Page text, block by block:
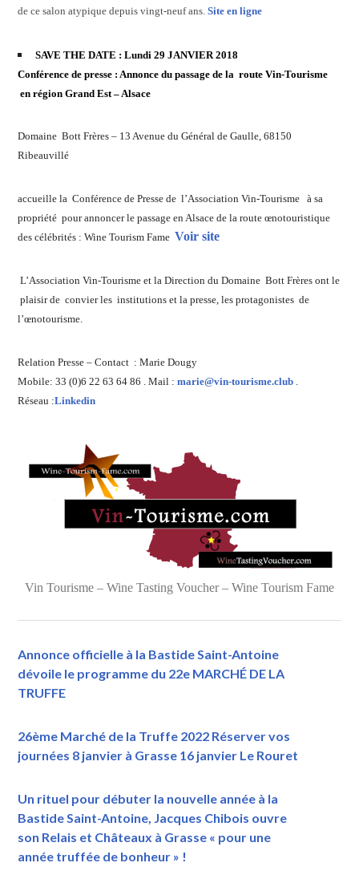
de ce salon atypique depuis vingt-neuf ans.Site en ligne
SAVE THE DATE : Lundi 29 JANVIER 2018
Conférence de presse : Annonce du passage de la route Vin-Tourisme
en région Grand Est – Alsace
Domaine Bott Frères – 13 Avenue du Général de Gaulle, 68150
Ribeauvillé
accueille la Conférence de Presse de l’Association Vin-Tourisme à sa
propriété pour annoncer le passage en Alsace de la route œnotouristique
des célébrités : Wine Tourism Fame Voir site
L’Association Vin-Tourisme et la Direction du Domaine Bott Frères ont le
plaisir de convier les institutions et la presse, les protagonistes de
l’œnotourisme.
Relation Presse – Contact : Marie Dougy
Mobile: 33 (0)6 22 63 64 86 . Mail :marie@vin-tourisme.club
Réseau :Linkedin
Vin Tourisme – Wine Tasting Voucher – Wine Tourism Fame
Annonce officielle à la Bastide Saint-Antoine
dévoile le programme du 22e MARCHÉ DE LA
TRUFFE
26ème Marché de la Truffe 2022 Réserver vos
journées 8 janvier à Grasse 16 janvier Le Rouret
Un rituel pour débuter la nouvelle année à la
Bastide Saint-Antoine, Jacques Chibois ouvre
son Relais et Châteaux à Grasse « pour une
année truffée de bonheur » !